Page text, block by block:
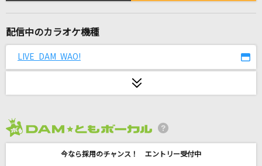
烏(ビデオクリップバージョン)
[生音]veil
配信中のカラオケ機種
LIVE DAM WAO!
今なら採用のチャンス！ エントリー受付中